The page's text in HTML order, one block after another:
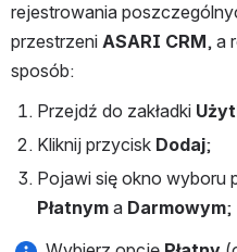
rejestrowania
przestrzeni ASARI CRM, a
sposób:
Przejdź do zakładki
Kliknij przycisk Dodaj;
Płatnym a Darmowym;